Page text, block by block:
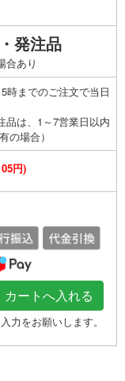
発注品
合あり
時までのご注文で当日
品は、1～7営業日以内
の場合）
円)
力をお願いします。